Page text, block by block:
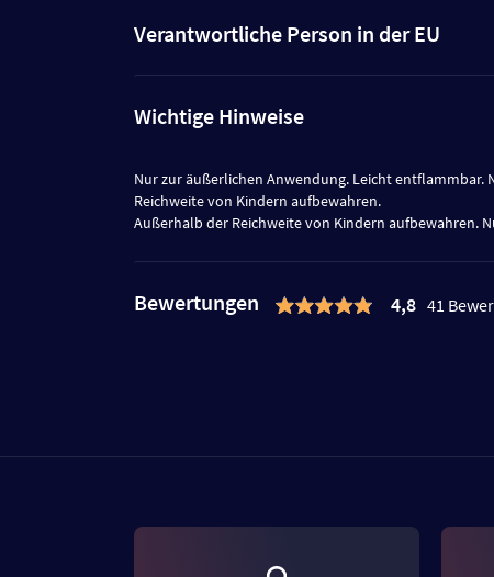
Verantwortliche Person in der EU
Wichtige Hinweise
Nur zur äußerlichen Anwendung. Leicht entflammbar.
Reichweite von Kindern aufbewahren.
Außerhalb der Reichweite von Kindern aufbewahren.
Bewertungen 4,8 41